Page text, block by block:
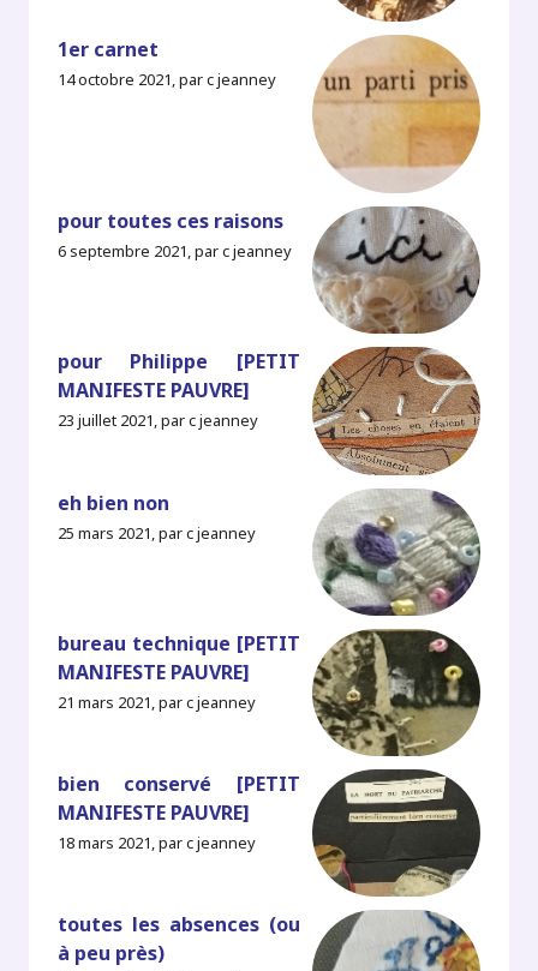
1er carnet
14 octobre 2021, par c jeanney
pour toutes ces raisons
6 septembre 2021, par c jeanney
pour Philippe [PETIT
MANIFESTE PAUVRE]
23 juillet 2021, par c jeanney
eh bien non
25 mars 2021, par c jeanney
bureau technique [PETIT
MANIFESTE PAUVRE]
21 mars 2021, par c jeanney
bien conservé [PETIT
MANIFESTE PAUVRE]
18 mars 2021, par c jeanney
toutes les absences (ou
à peu près)